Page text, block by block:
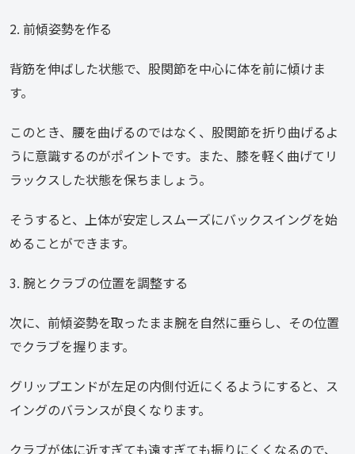
2. 前傾姿勢を作る
背筋を伸ばした状態で、股関節を中心に体を前に傾けま
す。
このとき、腰を曲げるのではなく、股関節を折り曲げるよ
うに意識するのがポイントです。また、膝を軽く曲げてリ
ラックスした状態を保ちましょう。
そうすると、上体が安定しスムーズにバックスイングを始
めることができます。
3. 腕とクラブの位置を調整する
次に、前傾姿勢を取ったまま腕を自然に垂らし、その位置
でクラブを握ります。
グリップエンドが左足の内側付近にくるようにすると、ス
イングのバランスが良くなります。
クラブが体に近すぎても遠すぎても振りにくくなるので、